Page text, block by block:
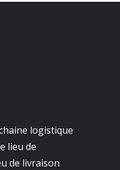
logistique
lieu de
de livraison